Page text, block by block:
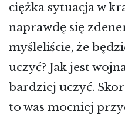
ciężka sytuacja w
naprawdę się
myśleliście, że
uczyć? Jak jest
bardziej uczyć.
to was mocniej